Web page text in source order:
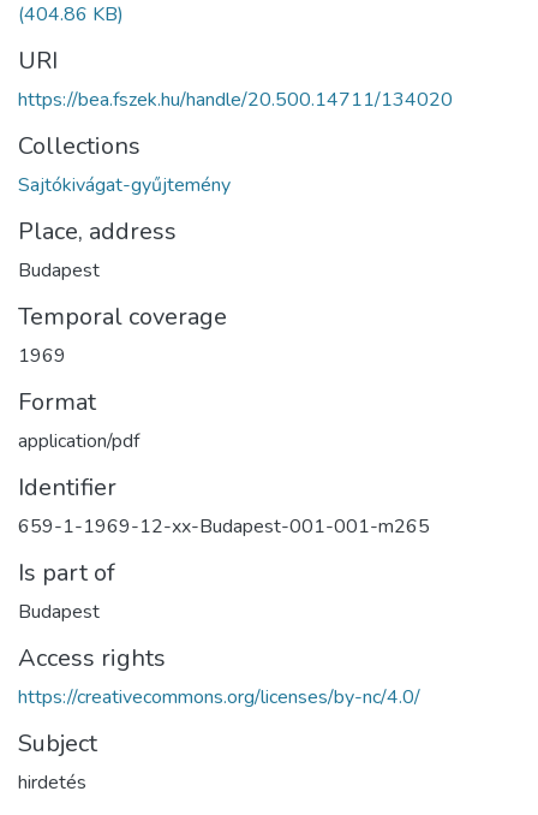
(404.86 KB)
URI
https://bea.fszek.hu/handle/20.500.14711/134020
Collections
Sajtókivágat-gyűjtemény
Place, address
Budapest
Temporal coverage
1969
Format
application/pdf
Identifier
659-1-1969-12-xx-Budapest-001-001-m265
Is part of
Budapest
Access rights
https://creativecommons.org/licenses/by-nc/4.0/
Subject
hirdetés